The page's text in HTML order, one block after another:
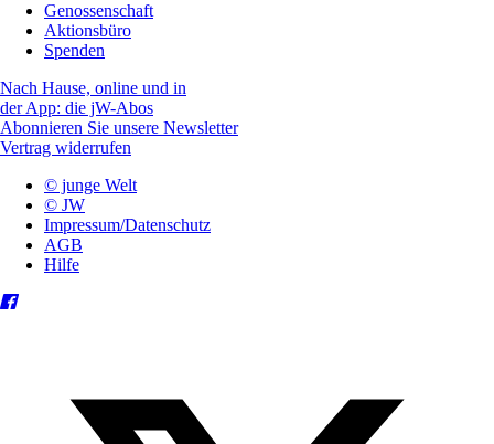
Genossenschaft
Aktionsbüro
Spenden
Nach Hause, online und in
der App: die jW-Abos
Abonnieren Sie unsere Newsletter
Vertrag widerrufen
© junge Welt
© JW
Impressum/Datenschutz
AGB
Hilfe